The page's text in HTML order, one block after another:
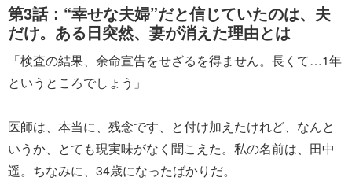
第3話：“幸せな夫婦”だと信じていたのは、夫
だけ。ある日突然、妻が消えた理由とは
「検査の結果、余命宣告をせざるを得ません。長くて…1年
というところでしょう」
医師は、本当に、残念です、と付け加えたけれど、なんと
いうか、とても現実味がなく聞こえた。私の名前は、田中
遥。ちなみに、34歳になったばかりだ。